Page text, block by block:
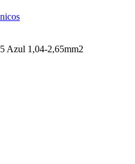
Azul 1,04-2,65mm2